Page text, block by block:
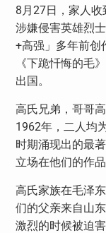
8 月27日，家人收
涉嫌侵害英雄烈
+高强」多年前创
《下跪忏悔的毛
出国。
高氏兄弟，哥哥
1962年，二人均
时期涌现出的最
立场在他们的作
高氏家族在毛泽
们的父亲来自山
激烈的时候被迫